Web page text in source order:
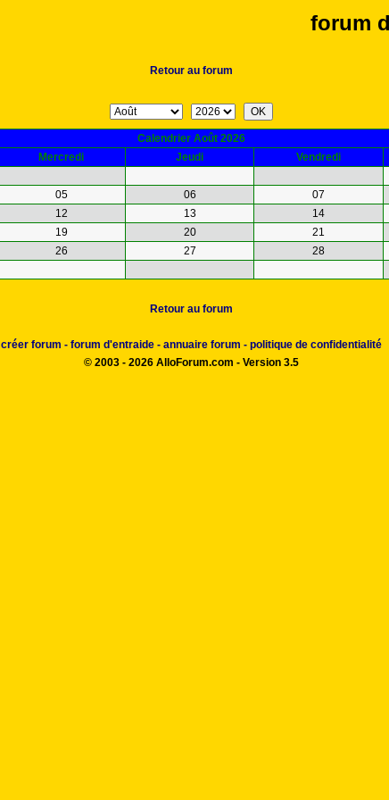
forum
Retour au forum
Calendrier Août 2026
Mercredi Jeudi Vendredi
05 06 07
12 13 14
19 20 21
26 27 28
Retour au forum
créer forum - forum d'entraide- annuaire forum - politique de confidentialité
© 2003 - 2026 AlloForum.com - Version 3.5